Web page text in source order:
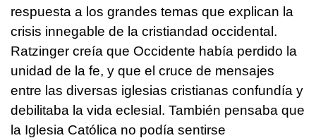
respuesta a los grandes temas que explican la
crisis innegable de la cristiandad occidental.
Ratzinger creía que Occidente había perdido la
unidad de la fe, y que el cruce de mensajes
entre las diversas iglesias cristianas confundía y
debilitaba la vida eclesial. También pensaba que
la Iglesia Católica no podía sentirse